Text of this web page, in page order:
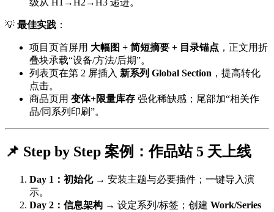
级从 H1→H2→H3 递进。
💡 最佳实践 ：
项目页首屏用 大幅图 + 简短摘要 + 目录锚点 ，正文用折
叠块承载“设备/方法/后期”。
列表页在第 2 屏插入 新系列 Global Section ，提高转化
点击。
商品页用 变体+限量库存 强化稀缺感；尾部加“相关作
品/同系列印刷”。
📌 Step by Step 案例：作品站 5 天上线
Day 1：初始化→ 安装主题与必要插件；一键导入演
示。
Day 2：信息架构 → 设定系列/标签；创建 Work/Series